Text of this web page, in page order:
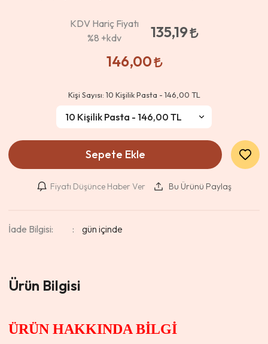
KDV Hariç Fiyatı
%8 +kdv
135,19
146,00
Kişi Sayısı: 10 Kişilik Pasta - 146,00 TL
Sepete Ekle
Fiyatı Düşünce Haber Ver Bu Ürünü Paylaş
İade Bilgisi:
Ürün Bilgisi
ÜRÜN HAKKINDA BİLGİ